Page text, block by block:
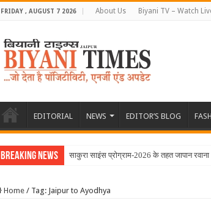
FRIDAY , AUGUST 7 2026 About Us Biyani TV – Watch
EDITORIAL NEWS EDITOR’S BLOG
Breaking News साकुरा साइंस प्रोग्राम-2026 के तहत जापान रवाना
Home / Tag: Jaipur to Ayodhya